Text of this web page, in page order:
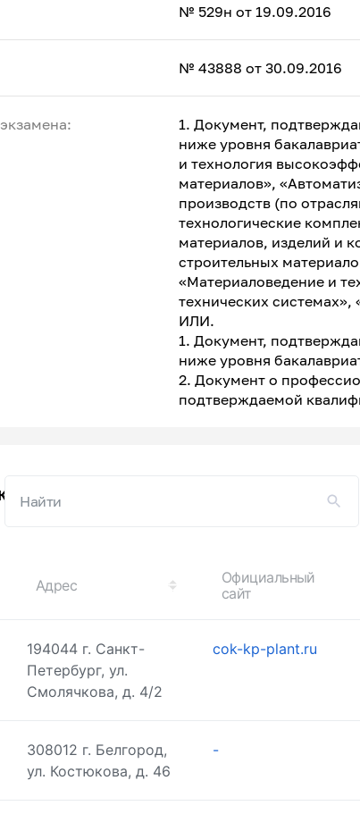
№ 529н от 19.09.2016
№ 43888 от 30.09.2016
1. Документ,
ниже уровня
и технология
материалов»,
производств (по
технологические
материалов, изделий и
строительных
«Материаловедение и
технических
ИЛИ.
1. Документ,
ниже уровня
2. Документ о
подтверждаемой
квалификации
Адрес
Официальный
сайт
194044 г. Санкт-
Петербург, ул.
Смолячкова, д. 4/2
cok-kp-plant.ru
308012 г. Белгород,
ул. Костюкова, д. 46
-